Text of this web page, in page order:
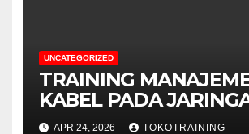
UNCATEGORIZED
TRAINING
KABEL PADA
TELEKOMUNIKASI
APR 24, 2026 TOKOTRAINING